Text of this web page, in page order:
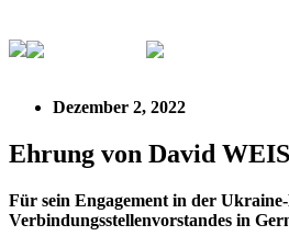
Dezember 2, 2022
Ehrung von David
Für sein Engagement in der
Verbindungsstellenvorstandes in